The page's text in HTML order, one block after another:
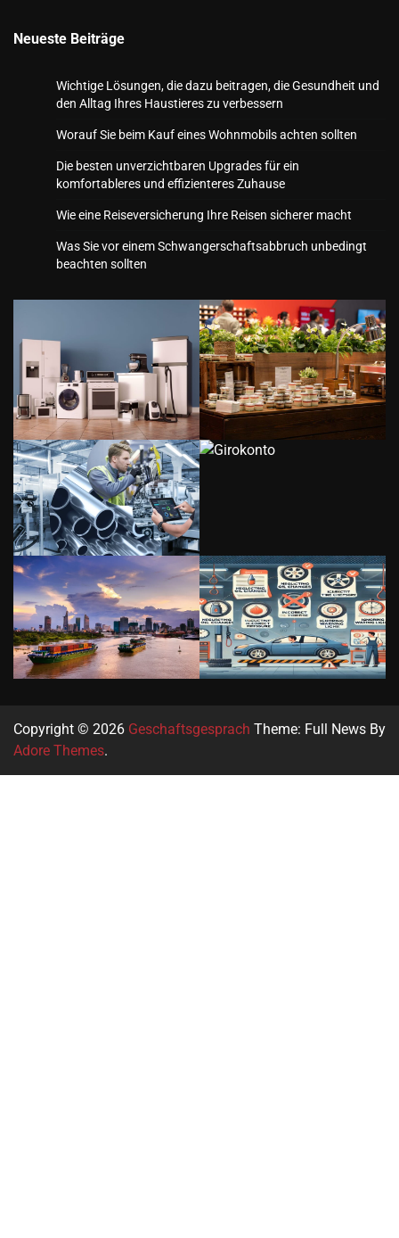
Neueste Beiträge
Wichtige Lösungen, die dazu beitragen, die Gesundheit und
den Alltag Ihres Haustieres zu verbessern
Worauf Sie beim Kauf eines Wohnmobils achten sollten
Die besten unverzichtbaren Upgrades für ein
komfortableres und effizienteres Zuhause
Wie eine Reiseversicherung Ihre Reisen sicherer macht
Was Sie vor einem Schwangerschaftsabbruch unbedingt
beachten sollten
Copyright © 2026 Geschaftsgesprach Theme: Full News By
Adore Themes.